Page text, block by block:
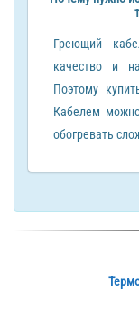
Греющий
качество и
Поэтому
Кабелем
обогревать